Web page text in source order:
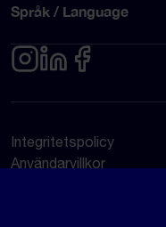
Språk / Language
Integritetspolicy
Användarvillkor